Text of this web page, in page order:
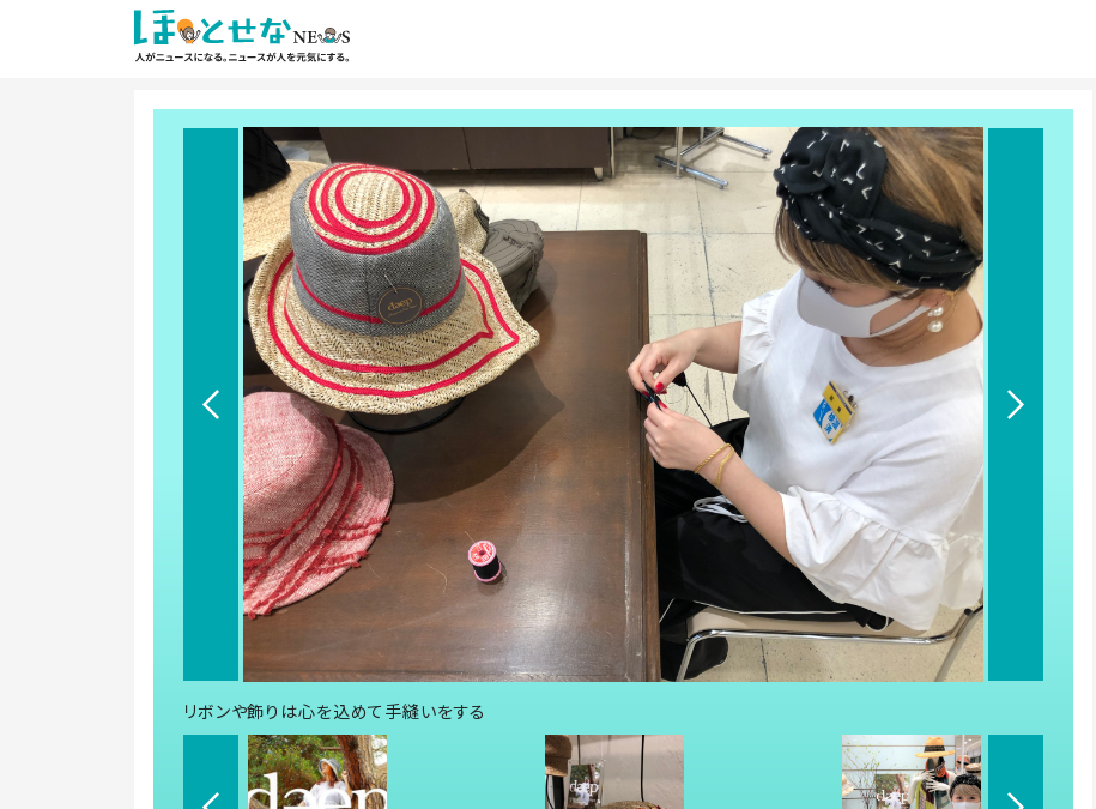
リボンや飾りは心を込めて手縫いをする